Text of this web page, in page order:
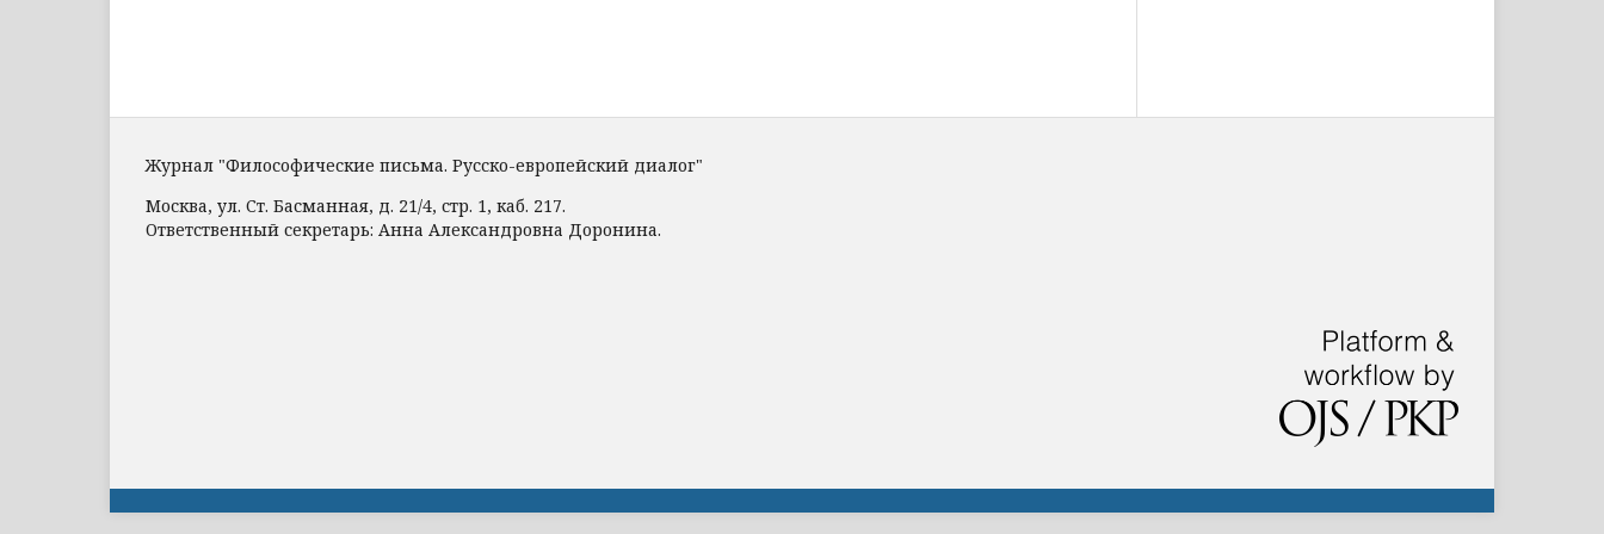
Журнал "Философические письма. Русско-европейский диалог"
Москва, ул. Ст. Басманная, д. 21/4, стр. 1, каб. 217.
Ответственный секретарь: Анна Александровна Доронина.